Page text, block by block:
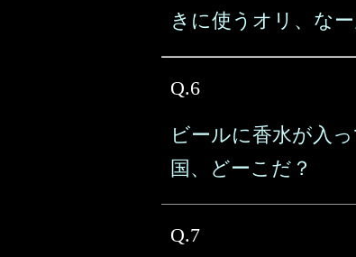
きに使うオリ、なー
Q.6
ビールに香水が入
国、どーこだ？
Q.7